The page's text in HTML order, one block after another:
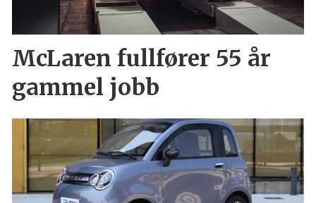
McLaren fullfører 55 år
gammel jobb